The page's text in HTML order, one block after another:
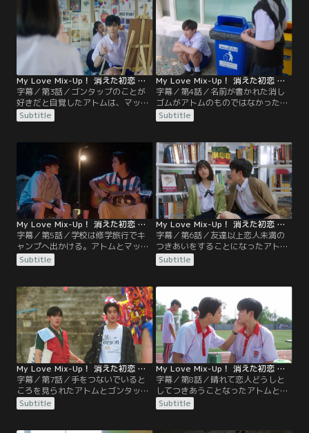
つけ、アトムはショックを受ける。
それは好きな人の名前を消しゴムに
書くおまじないだからだ。さらにゴ
ンタップ本人に消しゴムに名前が書
いてあるのを見られてしまい…。
ることにする。作業する中でゴンタ
ップのやさしさに触れたアトムは、
複雑な気持ちになっていく。そし
て、文化祭まであと少しというとこ
ろで、主役の二人がインフルエンザ
にかかってしまい…
My Love Mix-Up！ 消えた初恋 第03話／字幕
字幕／第3話／ゴンタップのことが
好きだと自覚したアトムは、マッミ
ーが好きなのが実はハーフだったこ
とを知り、二人は互いに応援しあう
トムに消しゴムのおまじないを伝授
する。その効果があってか、テスト
の点数が悪かったアトムはゴンタッ
プから勉強を教わることになる。
Subtitle
My Love Mix-Up！ 消えた初恋 第04話／字幕
字幕／第4話／名前が書かれた消し
ゴムがアトムのものではなかったこ
とがゴンタップにばれたことで、ア
トムは諦めて友達でいようと決心す
ッミーは、無神経な発言をするハー
フに怒りをぶつける。一方、告白が
勘違いだったと知ったゴンタップ
は、「好き」がどんな気持ちなのか
を考える。
Subtitle
My Love Mix-Up！ 消えた初恋 第05話／字幕
字幕／第5話／学校は修学旅行でキ
ャンプへ出かける。アトムとマッミ
ーはそれぞれの恋愛が進展するので
はないかとウキウキしていたが、キ
コーチだった。トレーニングで最下
位グループになってしまったアトム
は一人で外のテントで眠ることにな
るが、ゴンタップが迎えにやってく
る。
Subtitle
My Love Mix-Up！ 消えた初恋 第06話／字幕
字幕／第6話／友達以上恋人未満の
つきあいをすることになったアトム
とゴンタップ。でも、「つきあう」
ってどういうこと？悩んだアトム
ドバイスを受け、ゴンタップをデー
トに誘うことにする。一方、ハーフ
に告白したマッミーは、出会った時
のことをハーフが全く覚えていなか
ったことに落ち込んでしまう。
Subtitle
My Love Mix-Up！ 消えた初恋 第07話／字幕
字幕／第7話／手をつないでいると
ころを見られたアトムとゴンタップ
は、先生に二人はただの友達だと強
調する。バレンタインデーが近づい
Subtitle
My Love Mix-Up！ 消えた初恋 第08話／字幕
字幕／第8話／晴れて恋人どうしと
してつきあうことなったアトムとゴ
ンタップ。今度はファーストキスを
意識してアトムはドキドキしていた
Subtitle